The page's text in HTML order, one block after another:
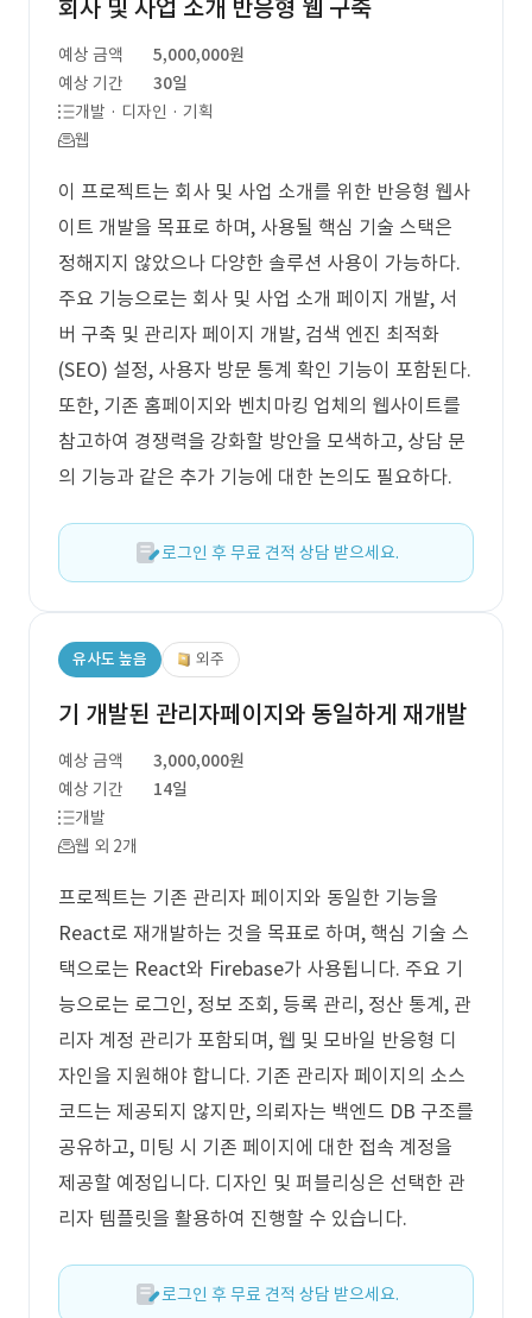
회사 및 사업 소개 반응형 웹 구축
예상 금액
5,000,000원
예상 기간
30일
개발 · 디자인 · 기획
웹
이 프로젝트는 회사 및 사업 소개를 위한 반응형 웹사
이트 개발을 목표로 하며, 사용될 핵심 기술 스택은
정해지지 않았으나 다양한 솔루션 사용이 가능하다.
주요 기능으로는 회사 및 사업 소개 페이지 개발, 서
버 구축 및 관리자 페이지 개발, 검색 엔진 최적화
(SEO) 설정, 사용자 방문 통계 확인 기능이 포함된다.
또한, 기존 홈페이지와 벤치마킹 업체의 웹사이트를
참고하여 경쟁력을 강화할 방안을 모색하고, 상담 문
의 기능과 같은 추가 기능에 대한 논의도 필요하다.
로그인 후 무료 견적 상담 받으세요.
유사도 높음 외주
기 개발된 관리자페이지와 동일하게 재개발
예상 금액
3,000,000원
예상 기간
14일
개발
웹 외 2개
프로젝트는 기존 관리자 페이지와 동일한 기능을
React로 재개발하는 것을 목표로 하며, 핵심 기술 스
택으로는 React와 Firebase가 사용됩니다. 주요 기
능으로는 로그인, 정보 조회, 등록 관리, 정산 통계, 관
리자 계정 관리가 포함되며, 웹 및 모바일 반응형 디
자인을 지원해야 합니다. 기존 관리자 페이지의 소스
코드는 제공되지 않지만, 의뢰자는 백엔드 DB 구조를
공유하고, 미팅 시 기존 페이지에 대한 접속 계정을
제공할 예정입니다. 디자인 및 퍼블리싱은 선택한 관
리자 템플릿을 활용하여 진행할 수 있습니다.
로그인 후 무료 견적 상담 받으세요.